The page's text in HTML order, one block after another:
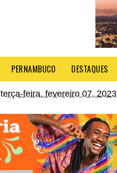
PERNAMBUCO DESTAQUES
terça-feira, fevereiro 07, 2023